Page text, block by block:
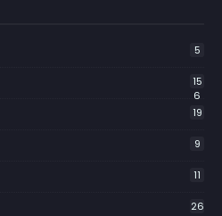
5
15
6
19
9
11
26